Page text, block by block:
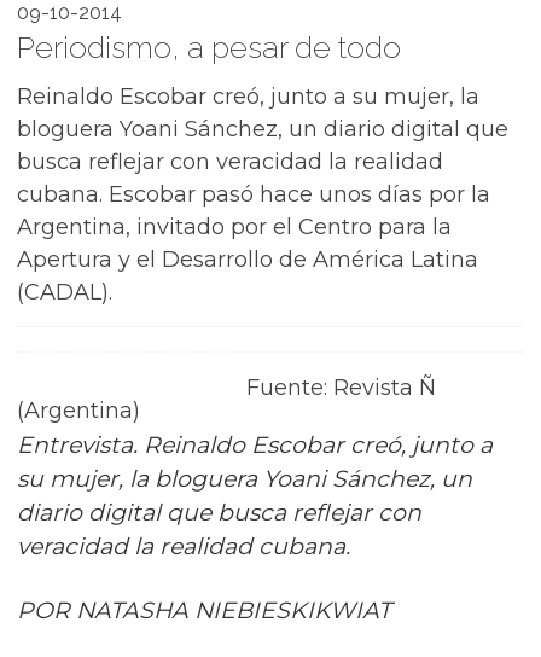
09-10-2014
Periodismo, a pesar de todo
Reinaldo Escobar creó, junto a su mujer, la
bloguera Yoani Sánchez, un diario digital que
busca reflejar con veracidad la realidad
cubana. Escobar pasó hace unos días por la
Argentina, invitado por el Centro para la
Apertura y el Desarrollo de América Latina
(CADAL).
Fuente: Revista Ñ
(Argentina)
Entrevista. Reinaldo Escobar creó, junto a
su mujer, la bloguera Yoani Sánchez, un
diario digital que busca reflejar con
veracidad la realidad cubana.
POR NATASHA NIEBIESKIKWIAT